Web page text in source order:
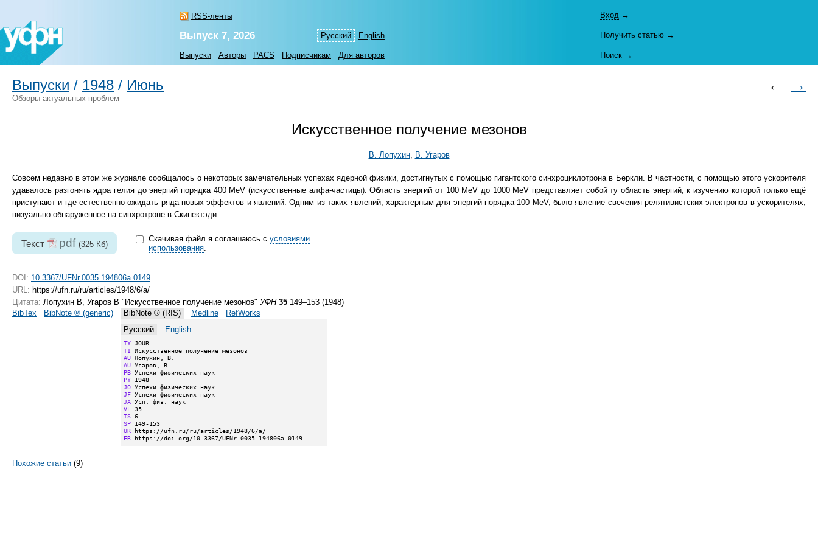
RSS-ленты
Русский English
Вход →
Выпуск 7, 2026 Получить статью →
Выпуски Авторы PACS Подписчикам Для авторов Поиск →
Выпуски / 1948 / Июнь ← →
Обзоры актуальных проблем
Искусственное получение мезонов
В. Лопухин, В. Угаров
Совсем недавно в этом же журнале сообщалось о некоторых замечательных успехах ядерной физики, достигнутых с помощью гигантского синхроциклотрона в Беркли. В частности, с помощью этого ускорителя
удавалось разгонять ядра гелия до энергий порядка 400 MeV (искусственные алфа-частицы). Область энергий от 100 MeV до 1000 MeV представляет собой ту область энергий, к изучению которой только ещё
приступают и где естественно ожидать ряда новых эффектов и явлений. Одним из таких явлений, характерным для энергий порядка 100 MeV, было явление свечения релятивистских электронов в ускорителях,
визуально обнаруженное на синхротроне в Скинектэди.
Текст pdf (325 Кб)
Скачивая файл я соглашаюсь с условиями
использования.
DOI: 10.3367/UFNr.0035.194806a.0149
URL: https://ufn.ru/ru/articles/1948/6/a/
Цитата: Лопухин В, Угаров В "Искусственное получение мезонов" УФН 35 149–153 (1948)
BibTex
BibNote ® (generic) BibNote ® (RIS) Medline
RefWorks
Русский
English
TY
TI
AU
AU
PB
PY
JO
JF
JA
VL
IS
SP
UR
ER https://doi.org/10.3367/UFNr.0035.194806a.0149
Похожие статьи (9)